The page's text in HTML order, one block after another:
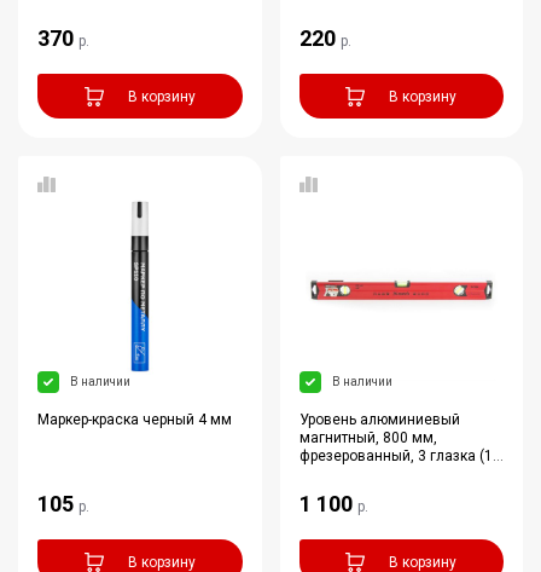
370 р.
В корзину
220 р.
В корзину
В наличии
Маркер-краска черный 4 мм
105 р.
В корзину
В наличии
Уровень алюминиевый
магнитный, 800 мм,
фрезерованный, 3 глазка (1
1 100 р.
В корзину